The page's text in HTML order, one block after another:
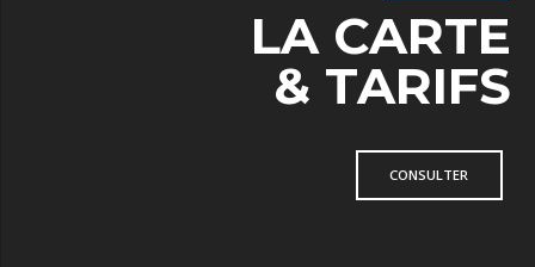
LA CARTE
& TARIFS
CONSULTER